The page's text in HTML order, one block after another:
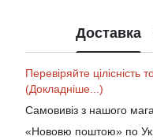
Доставка
Перевіряйте цілісність
(Докладніше...)
Самовивіз з нашого
«Нововю поштою» по